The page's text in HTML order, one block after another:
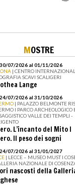
MOSTRE
07/2026 al 01/11/2026
| CENTRO
SCAVI SCALIGERI
Lange
07/2026 al 31/10/2026
| PALAZZO BELMONTE
I PARCO ARCHEOLOGICO
VALLE DEI TEMPLI -
L’incanto del Mito I
Il peso dei sogni
07/2026 al 31/01/2027
| LECCE – MUSEO MUST I
NAZIONALE DI
nascosti della